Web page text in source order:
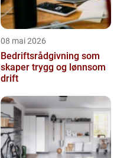
08 mai 2026
Bedriftsrådgivning som
skaper trygg og lønnsom
drift